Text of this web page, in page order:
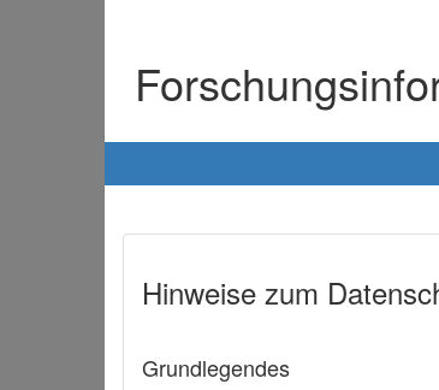
Hinweise zum
Grundlegendes